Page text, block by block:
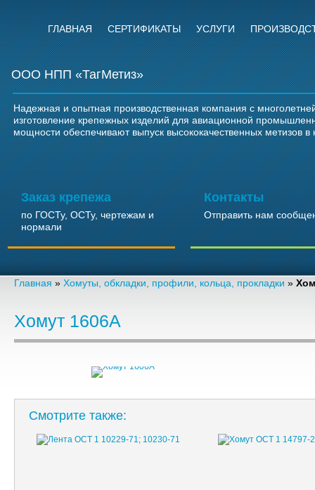
ГЛАВНАЯ СЕРТИФИКАТЫ УСЛУГИ
ООО НПП «ТагМетиз»
Надежная и опытная производственная компания с
изготовление крепежных изделий для авиационной
мощности обеспечивают выпуск высококачественных метизов в
Заказ крепежа
по ГОСТу, ОСТу, чертежам и
нормали
Контакты
Отправить нам
Главная » Хомуты, обкладки, профили, кольца, прокладки »
Хомут 1606А
Смотрите также: